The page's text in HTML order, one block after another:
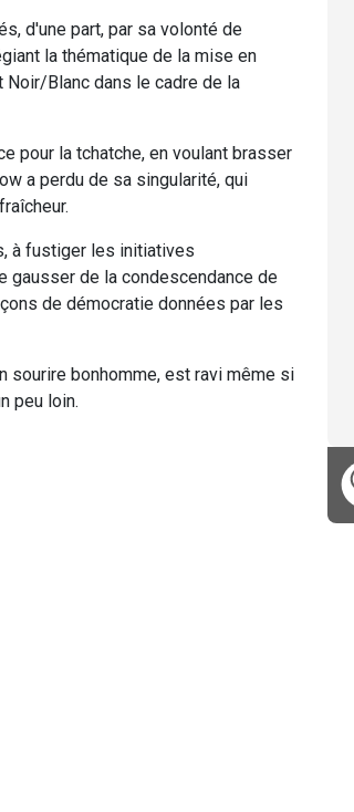
d'une part, par sa volonté de
la thématique de la mise en
Blanc dans le cadre de la
pour la tchatche, en voulant brasser
a perdu de sa singularité, qui
à fustiger les initiatives
gausser de la condescendance de
de démocratie données par les
sourire bonhomme, est ravi même si
peu loin.